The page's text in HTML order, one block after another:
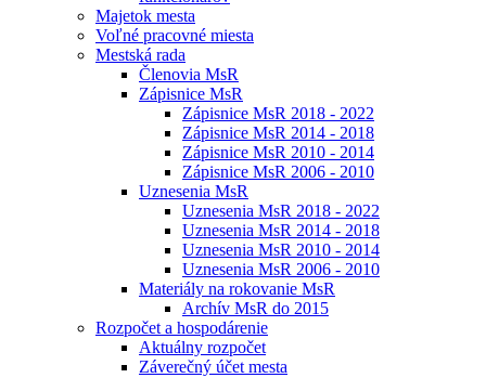
Majetok mesta
Voľné pracovné miesta
Mestská rada
Členovia MsR
Zápisnice MsR
Zápisnice MsR 2018 - 2022
Zápisnice MsR 2014 - 2018
Zápisnice MsR 2010 - 2014
Zápisnice MsR 2006 - 2010
Uznesenia MsR
Uznesenia MsR 2018 - 2022
Uznesenia MsR 2014 - 2018
Uznesenia MsR 2010 - 2014
Uznesenia MsR 2006 - 2010
Materiály na rokovanie MsR
Archív MsR do 2015
Rozpočet a hospodárenie
Aktuálny rozpočet
Záverečný účet mesta